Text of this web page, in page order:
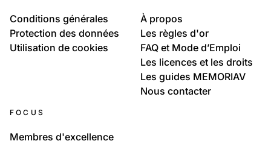
Conditions générales
Protection des données
Utilisation de cookies
À propos
Les règles d'or
FAQ et Mode d’Emploi
Les licences et les droits
Les guides MEMORIAV
Nous contacter
FOCUS
Membres d'excellence